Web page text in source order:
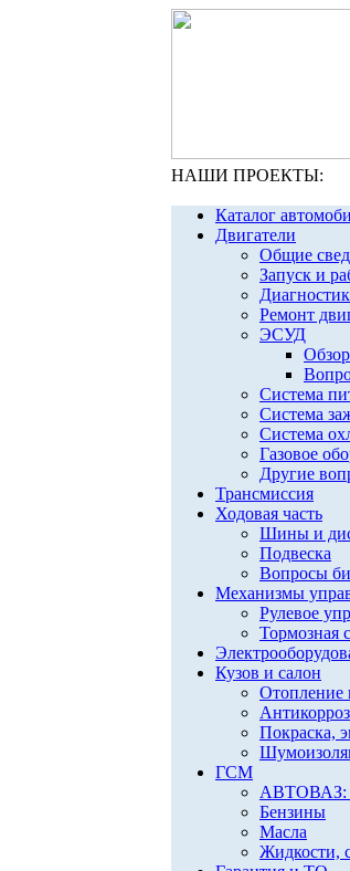
НАШИ ПРОЕКТЫ:
Каталог
Двигатели
Общие
Запуск и
Ремонт
ЭСУД
Система
Система
Система
Газовое
Другие
Трансмиссия
Ходовая часть
Шины и
Подвеска
Вопросы
Механизмы
Рулевое
Тормозная
Кузов и салон
Отопление
Покраска,
ГСМ
АВТОВАЗ:
Бензины
Масла
Жидкости,